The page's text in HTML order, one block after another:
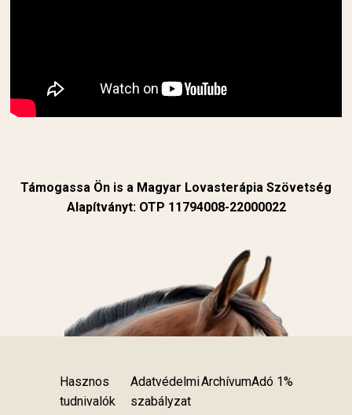
Támogassa Ön is a Magyar Lovasterápia Szövetség
Alapítványt: OTP 11794008-22000022
Hasznos
tudnivalók
Adatvédelmi
szabályzat
ArchívumAdó 1%